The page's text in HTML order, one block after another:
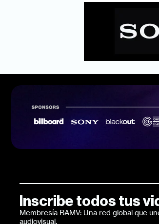
Inscribe todos tus
Membresía BAMV: Una red global que
audiovisual.